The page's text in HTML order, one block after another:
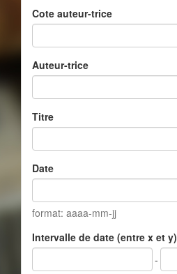
Cote auteur-trice
Auteur-trice
Titre
Date
format: aaaa-mm-jj
Intervalle de date (entre x et y)
-